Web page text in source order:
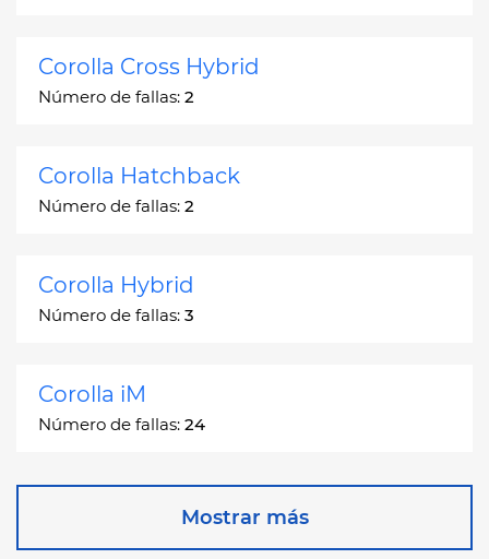
Corolla Cross Hybrid
Número de fallas: 2
Corolla Hatchback
Número de fallas: 2
Corolla Hybrid
Número de fallas: 3
Corolla iM
Número de fallas: 24
Mostrar más